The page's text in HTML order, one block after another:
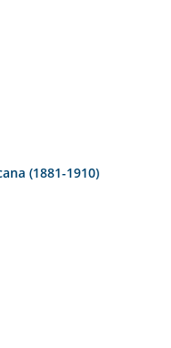
(1881-1910)